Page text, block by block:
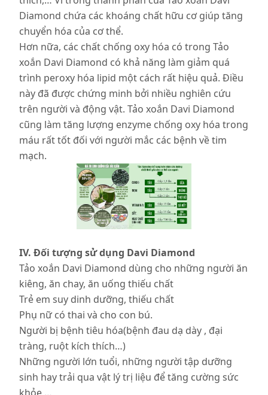
Diamond chứa các khoáng chất hữu cơ giúp tăng
chuyển hóa của cơ thể.
Hơn nữa, các chất chống oxy hóa có trong Tảo
xoắn Davi Diamond có khả năng làm giảm quá
trình peroxy hóa lipid một cách rất hiệu quả. Điều
này đã được chứng minh bởi nhiều nghiên cứu
trên người và động vật. Tảo xoắn Davi Diamond
cũng làm tăng lượng enzyme chống oxy hóa trong
máu rất tốt đối với người mắc các bệnh về tim
mạch.
IV. Đối tượng sử dụng Davi Diamond
Tảo xoắn Davi Diamond dùng cho những người ăn
kiêng, ăn chay, ăn uống thiếu chất
Trẻ em suy dinh dưỡng, thiếu chất
Phụ nữ có thai và cho con bú.
Người bị bệnh tiêu hóa(bệnh đau dạ dày , đại
tràng, ruột kích thích…)
Những người lớn tuổi, những người tập dưỡng
sinh hay trải qua vật lý trị liệu để tăng cường sức